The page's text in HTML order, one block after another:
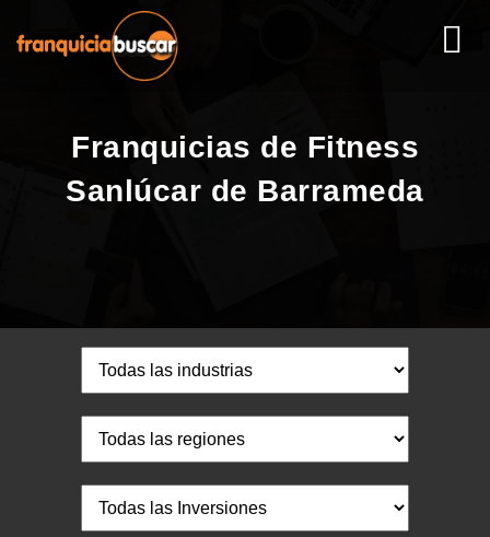
Franquicias de Fitness
Sanlúcar de Barrameda